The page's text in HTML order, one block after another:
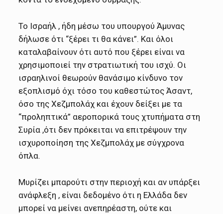
Το Ισραήλ , ήδη μέσω του υπουργού Άμυνας
δήλωσε ότι “ξέρει τι θα κάνει”. Και όλοι
καταλαβαίνουν ότι αυτό που ξέρει είναι να
χρησιμοποιεί την στρατιωτική του ισχύ. Οι
ισραηλινοί θεωρούν θανάσιμο κίνδυνο τον
εξοπλισμό όχι τόσο του καθεστώτος Άσαντ,
όσο της Χεζμπολάχ και έχουν δείξει με τα
“προληπτικά” αεροπορικά τους χτυπήματα στη
Συρία ,ότι δεν πρόκειται να επιτρέψουν την
ισχυροποίηση της Χεζμπολάχ με σύγχρονα
όπλα.
Μυρίζει μπαρούτι στην περιοχή και αν υπάρξει
ανάφλεξη , είναι δεδομένο ότι η Ελλάδα δεν
μπορεί να μείνει ανεπηρέαστη, ούτε και